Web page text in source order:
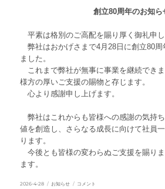
創立80周年のお知ら
平素は格別のご高配を賜り厚く御礼申し
弊社はおかげさまで4月28日に創立80周
ました。
これまで弊社が無事に事業を継続でき
様方の厚いご支援の賜物と存じます。
心より感謝申し上げます。
弊社はこれからも皆様への感謝の気持
値を創造し、さらなる成長に向けて社員
ります。
今後とも皆様の変わらぬご支援を賜り
ます。
投
2026-4-28
カ
お知らせ
創
コメント